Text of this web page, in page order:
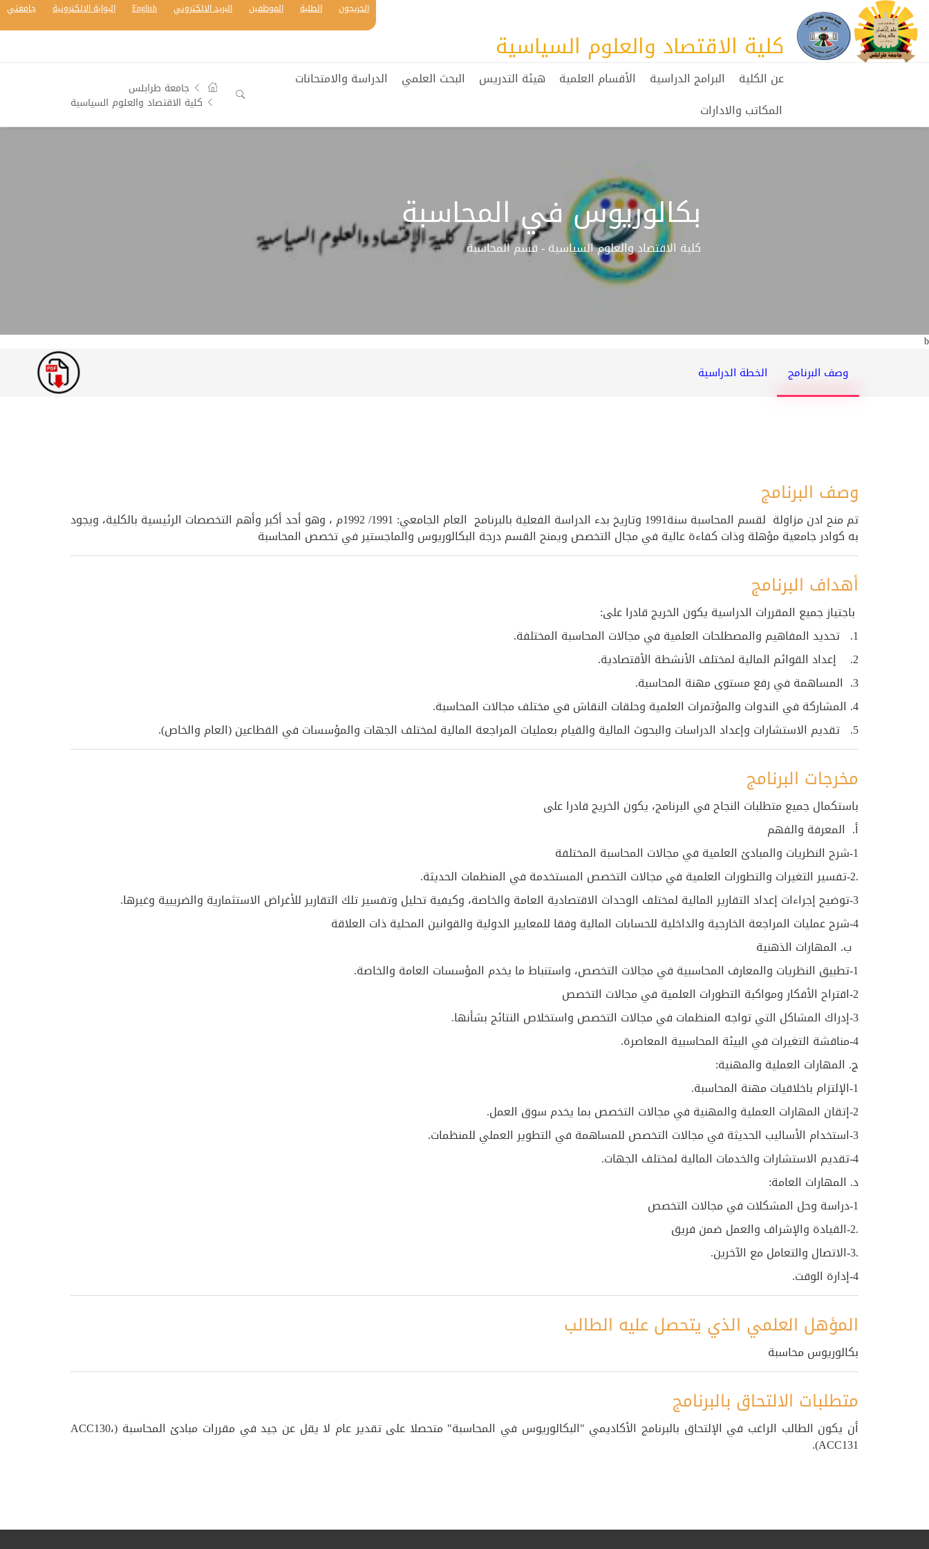
كلية الاقتصاد والعلوم السياسية
الخريجون الطلبة الموظفين البريد الالكتروني English البوابة الالكترونية جامعتي
عن الكلية البرامج الدراسية الأقسام العلمية هيئة التدريس البحث العلمي
الدراسة والامتحانات
المكاتب والادارات
جامعة طرابلس
كلية الاقتصاد والعلوم السياسية
بكالوريوس في المحاسبة
كلية الاقتصاد والعلوم السياسية - قسم المحاسبة
b
وصف البرنامج الخطة الدراسية
وصف البرنامج
تم منح ادن مزاولة لقسم المحاسبة سنة1991 وتاريخ بدء الدراسة الفعلية بالبرنامج العام الجامعي: 1991/ 1992م ، وهو أحد أكبر وأهم التخصصات الرئيسية بالكلية، ويجود
به كوادر جامعية مؤهلة وذات كفاءة عالية في مجال التخصص ويمنح القسم درجة البكالوريوس والماجستير في تخصص المحاسبة
أهداف البرنامج
باجتياز جميع المقررات الدراسية يكون الخريج قادرا على:
1. تحديد المفاهيم والمصطلحات العلمية في مجالات المحاسبة المختلفة.
2. إعداد القوائم المالية لمختلف الأنشطة الأقتصادية.
3. المساهمة في رفع مستوى مهنة المحاسبة.
4. المشاركة في الندوات والمؤتمرات العلمية وحلقات النقاش في مختلف مجالات المحاسبة.
5. تقديم الاستشارات وإعداد الدراسات والبحوث المالية والقيام بعمليات المراجعة المالية لمختلف الجهات والمؤسسات في القطاعين (العام والخاص).
مخرجات البرنامج
باستكمال جميع متطلبات النجاح في البرنامج، يكون الخريج قادرا على
أ‌. المعرفة والفهم
1-شرح النظريات والمبادئ العلمية في مجالات المحاسبة المختلفة
.2-تفسير التغيرات والتطورات العلمية في مجالات التخصص المستخدمة في المنظمات الحديثة.
3-توضيح إجراءات إعداد التقارير المالية لمختلف الوحدات الاقتصادية العامة والخاصة، وكيفية تحليل وتفسير تلك التقارير للأغراض الاستثمارية والضريبية وغيرها.
4-شرح عمليات المراجعة الخارجية والداخلية للحسابات المالية وفقا للمعايير الدولية والقوانين المحلية ذات العلاقة
ب‌. المهارات الذهنية
1-تطبيق النظريات والمعارف المحاسبية في مجالات التخصص، واستنباط ما يخدم المؤسسات العامة والخاصة.
2-اقتراح الأفكار ومواكبة التطورات العلمية في مجالات التخصص
3-إدراك المشاكل التي تواجه المنظمات في مجالات التخصص واستخلاص النتائج بشأنها.
4-مناقشة التغيرات في البيئة المحاسبية المعاصرة.
ج. المهارات العملية والمهنية:
1-الإلتزام باخلاقيات مهنة المحاسبة.
2-إتقان المهارات العملية والمهنية في مجالات التخصص بما يخدم سوق العمل.
3-استخدام الأساليب الحديثة في مجالات التخصص للمساهمة في التطوير العملي للمنظمات.
4-تقديم الاستشارات والخدمات المالية لمختلف الجهات.
د. المهارات العامة:
1-دراسة وحل المشكلات في مجالات التخصص
.2-القيادة والإشراف والعمل ضمن فريق
.3-الاتصال والتعامل مع الآخرين.
4-إدارة الوقت.
المؤهل العلمي الذي يتحصل عليه الطالب
بكالوريوس محاسبة
متطلبات الالتحاق بالبرنامج
أن يكون الطالب الراغب في الإلتحاق بالبرنامج الأكاديمي "البكالوريوس في المحاسبة" متحصلا على تقدير عام لا يقل عن جيد في مقررات مبادئ المحاسبة (ACC130،
ACC131).